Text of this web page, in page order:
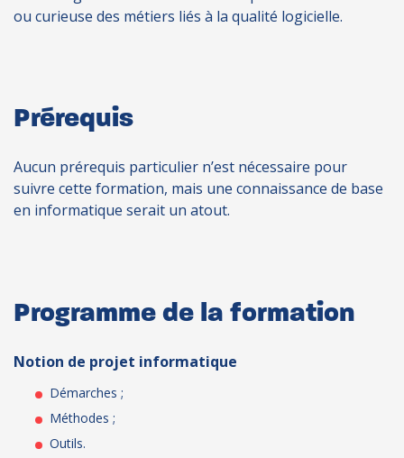
ou curieuse des métiers liés à la qualité logicielle.
Prérequis
Aucun prérequis particulier n’est nécessaire pour
suivre cette formation, mais une connaissance de base
en informatique serait un atout.
Programme de la formation
Notion de projet informatique
Démarches ;
Méthodes ;
Outils.